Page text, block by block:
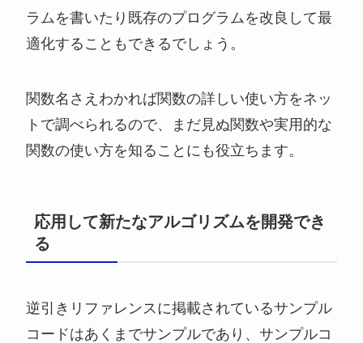
ラムを書いたり既存のプログラムを改良して最
適化することもできるでしょう。
関数名さえわかれば関数の詳しい使い方をネッ
トで調べられるので、まだ見ぬ関数や実用的な
関数の使い方を知ることにも役立ちます。
応用して新たなアルゴリズムを開発でき
る
逆引きリファレンスに掲載されているサンプル
コードはあくまでサンプルであり、サンプルコ